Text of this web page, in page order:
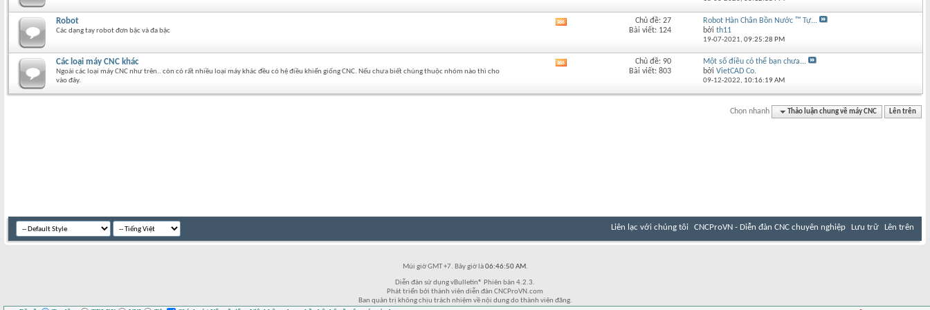
diễn
Robot
Các dạng tay robot đơn bậc và đa bậc
diễn
Chủ đề: 27
Bài viết: 124
Robot Hàn Chân Bồn Nước ™ Tự...
bởith11
19-07-2021,09:25:28 PM
Các loại máy CNC khác
Ngoài các loại máy CNC như trên.. còn có rất nhiều loại máy khác đều có hệ điều khiển giống CNC. Nếu chưa biết chúng thuộc nhóm nào thì cho
vào đây.
diễn
Chủ đề: 90
Bài viết: 803
Một số điều có thể bạn chưa...
bởiVietCAD Co.
09-12-2022, 10:16:19 AM
Chọn nhanh Thảo luận chung về máy CNC Lên trên
Liên lạc với chúng tôi CNCProVN - Diễn đàn CNC chuyên nghiệp Lưu trữ Lên trên
Múi giờ GMT +7. Bây giờ là06:46:50 AM.
Diễn đàn sử dụng vBulletin® Phiên bản 4.2.3.
Phát triển bởi thành viên diễn đàn CNCProVN.com
Ban quản trị không chịu trách nhiệm về nội dung do thành viên đăng.